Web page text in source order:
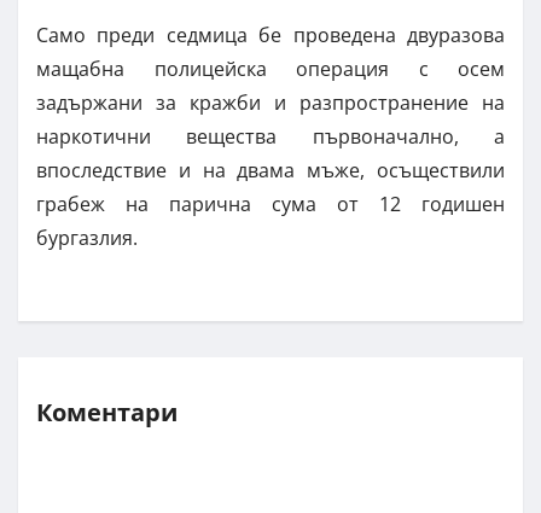
Само преди седмица бе проведена двуразова
мащабна полицейска операция с осем
задържани за кражби и разпространение на
наркотични вещества първоначално, а
впоследствие и на двама мъже, осъществили
грабеж на парична сума от 12 годишен
бургазлия.
Коментари